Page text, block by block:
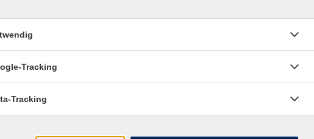
Tracking
Tracking